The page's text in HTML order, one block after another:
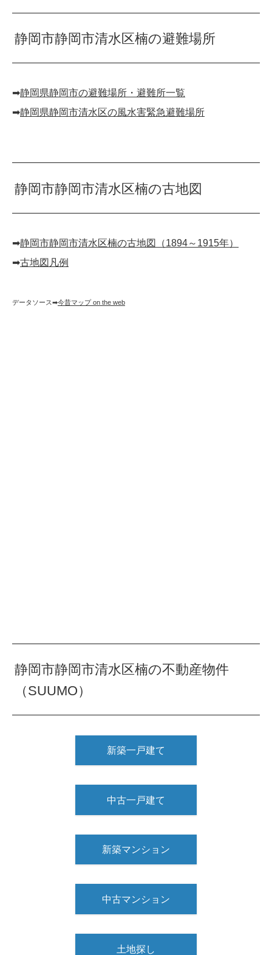
静岡市静岡市清水区楠の避難場所
➡︎静岡県静岡市の避難場所・避難所一覧
➡︎静岡県静岡市清水区の風水害緊急避難場所
静岡市静岡市清水区楠の古地図
➡︎静岡市静岡市清水区楠の古地図（1894～1915年）
➡︎古地図凡例
データソース➡︎今昔マップ on the web
静岡市静岡市清水区楠の不動産物件
（SUUMO）
新築一戸建て
中古一戸建て
新築マンション
中古マンション
土地探し